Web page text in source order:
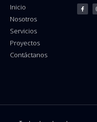
Inicio
Nosotros
Servicios
Proyectos
Contáctanos